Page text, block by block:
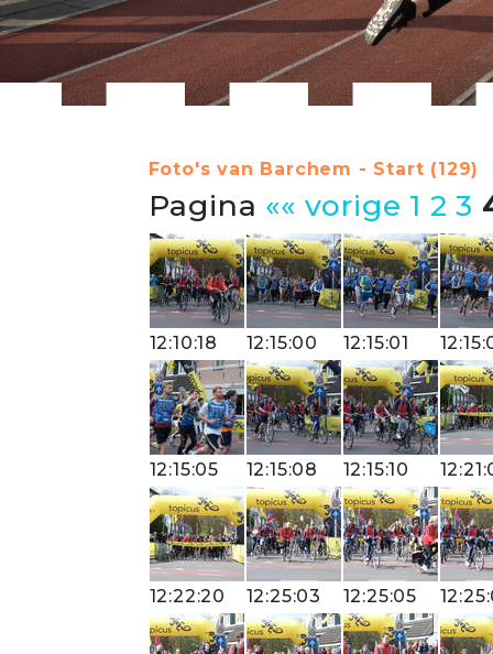
Foto's van Barchem - Start (129)
Pagina «« vorige 1 2 3
12:10:18 12:15:00 12:15:01
12:15:05 12:15:08 12:15:10
12:22:20 12:25:03 12:25:05